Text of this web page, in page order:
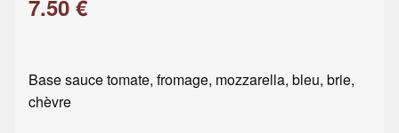
7.50 €
Base sauce tomate, fromage, mozzarella, bleu, brie,
chèvre